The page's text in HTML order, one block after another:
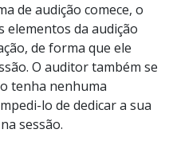
de audição comece, o
elementos da audição
de forma que ele
O auditor também se
tenha nenhuma
lo de dedicar a sua
sessão.